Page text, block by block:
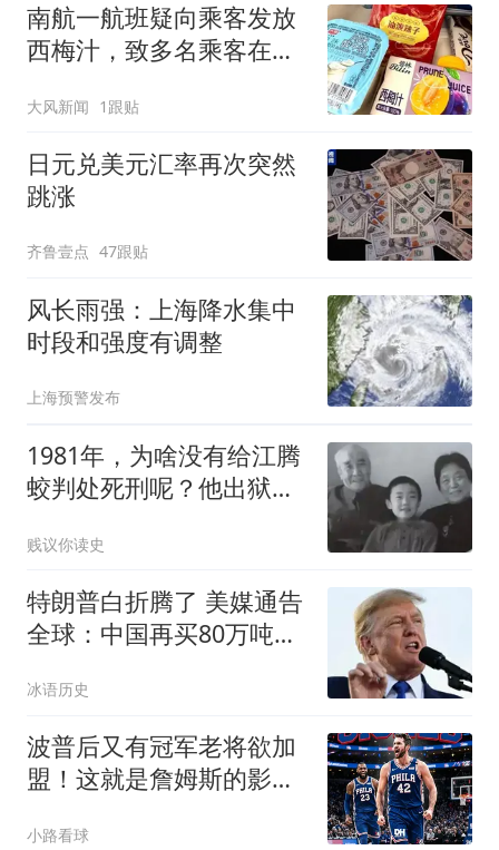
南航一航班疑向乘客发放
西梅汁，致多名乘客在飞
客：机上100多人只有2个
厕所；客服回应：并非每
架飞机都会发放西梅汁
大风新闻 1跟贴
日元兑美元汇率再次突然
跳涨
齐鲁壹点 47跟贴
风长雨强：上海降水集中
时段和强度有调整
上海预警发布
1981年，为啥没有给江腾
蛟判处死刑呢？他出狱
贱议你读史
特朗普白折腾了 美媒通告
全球：中国再买80万吨大
冰语历史
波普后又有冠军老将欲加
盟！这就是詹姆斯的影响
小路看球